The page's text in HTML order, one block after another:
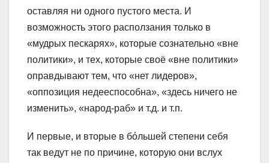
оставляя ни одного пустого места. И
возможность этого расползания только в
«мудрых пескарях», которые сознательно «вне
политики», и тех, которые своё «вне политики»
оправдывают тем, что «нет лидеров»,
«оппозиция недееспособна», «здесь ничего не
изменить», «народ-раб» и т.д. и т.п.
И первые, и вторые в бόльшей степени себя
так ведут не по причине, которую они вслух